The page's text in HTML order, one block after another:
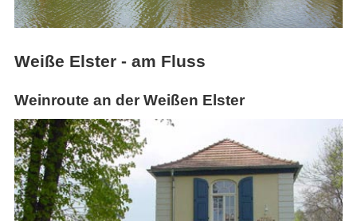
Weiße Elster - am Fluss
Weinroute an der Weißen Elster